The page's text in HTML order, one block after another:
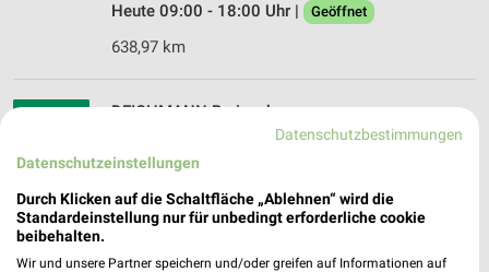
Heute 09:00 - 18:00 Uhr |
Geöffnet
638,97 km
DEICHMANN Breisach
79206 Breisach
Heute 09:00 - 20:00 Uhr | Geöffnet
647,32 km
Datenschutzbestimmungen
Datenschutzeinstellungen
Durch Klicken auf die Schaltfläche „Ablehnen“ wird die
Standardeinstellung nur für unbedingt erforderliche cookie
beibehalten.
Wir und unsere Partner speichern und/oder greifen auf Informationen auf